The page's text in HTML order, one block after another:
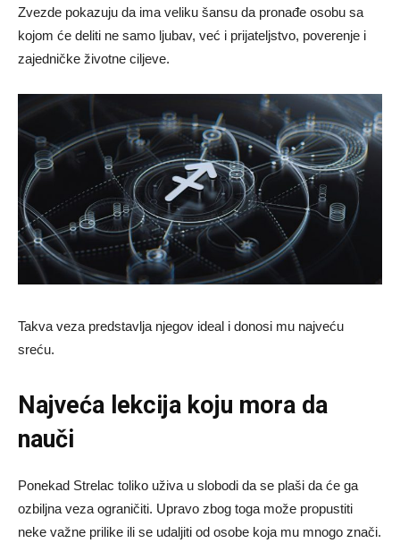
Zvezde pokazuju da ima veliku šansu da pronađe osobu sa
kojom će deliti ne samo ljubav, već i prijateljstvo, poverenje i
zajedničke životne ciljeve.
Takva veza predstavlja njegov ideal i donosi mu najveću
sreću.
Najveća lekcija koju mora da
nauči
Ponekad Strelac toliko uživa u slobodi da se plaši da će ga
ozbiljna veza ograničiti. Upravo zbog toga može propustiti
neke važne prilike ili se udaljiti od osobe koja mu mnogo znači.